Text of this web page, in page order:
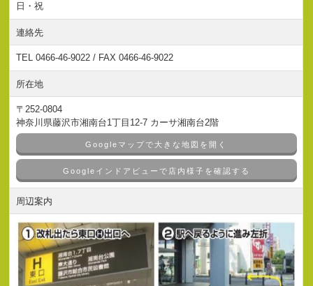
日・祝
連絡先
TEL 0466-46-9022 / FAX 0466-46-9022
所在地
〒252-0804
神奈川県藤沢市湘南台1丁目12-7 カーサ湘南台2階
Googleマップで大きな地図を開く
Googleインドアビューで店内様子を確認する
周辺案内